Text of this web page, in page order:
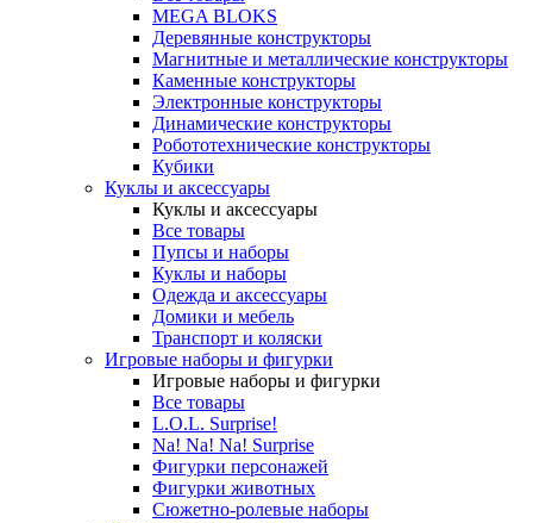
MEGA BLOKS
Деревянные конструкторы
Магнитные и металлические конструкторы
Каменные конструкторы
Электронные конструкторы
Динамические конструкторы
Робототехнические конструкторы
Кубики
Куклы и аксессуары
Куклы и аксессуары
Все товары
Пупсы и наборы
Куклы и наборы
Одежда и аксессуары
Домики и мебель
Транспорт и коляски
Игровые наборы и фигурки
Игровые наборы и фигурки
Все товары
L.O.L. Surprise!
Na! Na! Na! Surprise
Фигурки персонажей
Фигурки животных
Сюжетно-ролевые наборы